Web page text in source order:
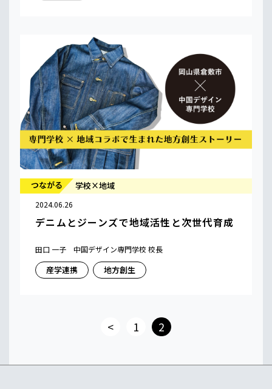
つながる 学校×地域
2024.06.26
デニムとジーンズで地域活性と次世代育成
田口 一子 中国デザイン専門学校 校長
産学連携 地方創生
< 1 2